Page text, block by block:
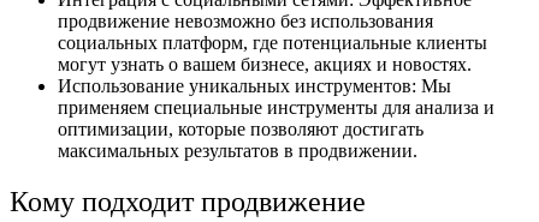
продвижение невозможно без использования
социальных платформ, где потенциальные клиенты
могут узнать о вашем бизнесе, акциях и новостях.
Использование уникальных инструментов: Мы
применяем специальные инструменты для анализа и
оптимизации, которые позволяют достигать
максимальных результатов в продвижении.
Кому подходит продвижение